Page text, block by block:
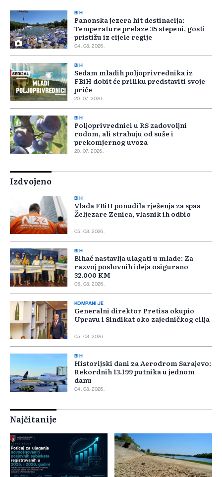
BIH
Panonska jezera hit destinacija:
Temperature prelaze 35 stepeni, gosti
pristižu iz cijele regije
04. 08. 2026.
BIH
Sedam mladih poljoprivrednika iz
FBiH dobit će priliku predstaviti svoje
priče
20. 07. 2026.
BIH
Poljoprivrednici u RS zadovoljni
rodom, ali strahuju od suše i
prekomjernog uvoza
20. 07. 2026.
Izdvojeno
BIH
Vlada FBiH ponudila rješenja za spas
Željezare Zenica, vlasnik ih odbio
05. 08. 2026.
BIH
Bihać nastavlja ulagati u mlade: Za
razvoj poslovnih ideja osigurano
32.000 KM
05. 08. 2026.
KOMPANIJE
Generalni direktor Pretisa okupio
Upravu i Sindikat oko zajedničkog cilja
05. 08. 2026.
BIH
Historijski dani za Aerodrom Sarajevo:
Rekordnih 13.199 putnika u jednom
danu
04. 08. 2026.
Najčitanije